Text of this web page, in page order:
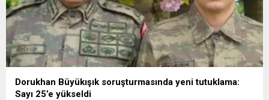
Dorukhan Büyükışık soruşturmasında yeni tutuklama:
Sayı 25’e yükseldi